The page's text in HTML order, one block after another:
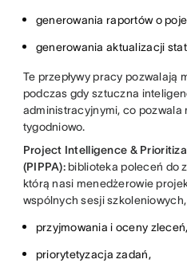
generowania raportów o
generowania aktualizacji
Te przepływy pracy pozwalają
podczas gdy sztuczna
administracyjnymi, co
tygodniowo.
Project Intelligence &
(PIPPA):biblioteka poleceń do
którą nasi menedżerowie
wspólnych sesji
przyjmowania i oceny zleceń,
priorytetyzacja zadań,